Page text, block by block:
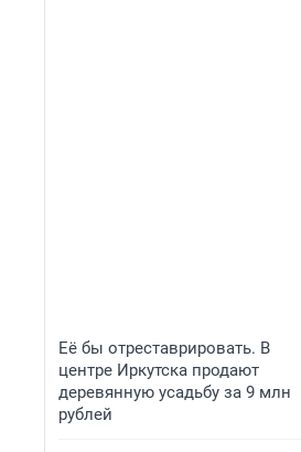
Её бы отреставрировать. В
центре Иркутска продают
деревянную усадьбу за 9 млн
рублей